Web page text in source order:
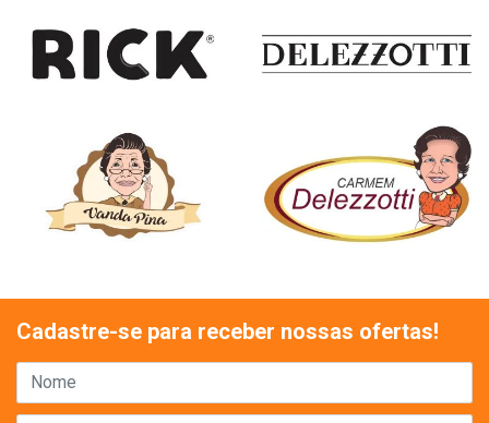
Cadastre-se para receber nossas ofertas!